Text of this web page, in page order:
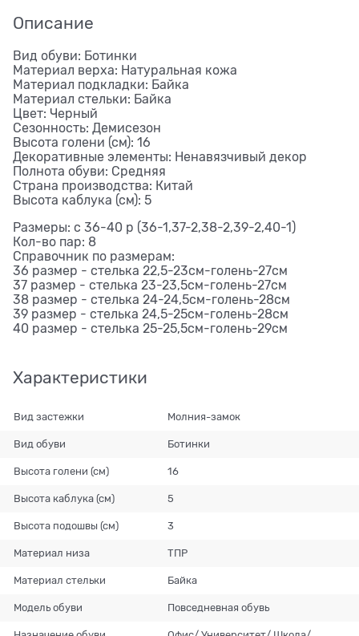
Описание
Вид обуви: Ботинки
Материал верха: Натуральная кожа
Материал подкладки: Байка
Материал стельки: Байка
Цвет: Черный
Сезонность: Демисезон
Высота голени (см): 16
Декоративные элементы: Ненавязчивый декор
Полнота обуви: Средняя
Страна производства: Китай
Высота каблука (см): 5
Размеры: с 36-40 р (36-1,37-2,38-2,39-2,40-1)
Кол-во пар: 8
Справочник по размерам:
36 размер - стелька 22,5-23см-голень-27см
37 размер - стелька 23-23,5см-голень-27см
38 размер - стелька 24-24,5см-голень-28см
39 размер - стелька 24,5-25см-голень-28см
40 размер - стелька 25-25,5см-голень-29см
Характеристики
Вид застежки Молния-замок
Вид обуви Ботинки
Высота голени (см) 16
Высота каблука (см) 5
Высота подошвы (см) 3
Материал низа ТПР
Материал стельки Байка
Модель обуви Повседневная обувь